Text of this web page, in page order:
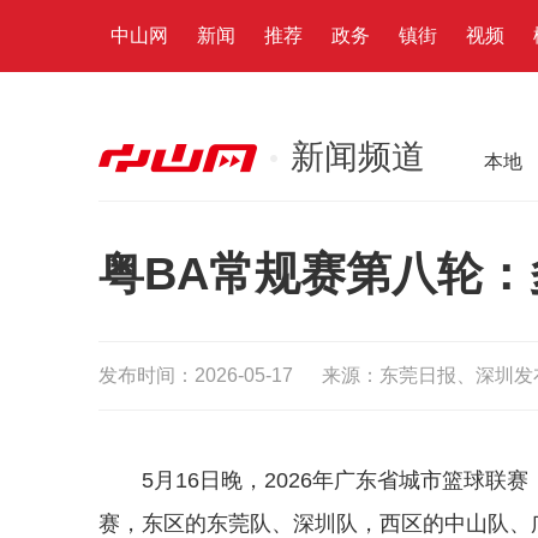
中山网 新闻 推荐 政务 镇街 视频
新闻频道 本地
粤BA常规赛第八轮
发布时间：2026-05-17 来源：东莞日报、深圳
5月16日晚， 2026年广东省城市篮球联
赛，东区的东莞队、深圳队，西区的中山队